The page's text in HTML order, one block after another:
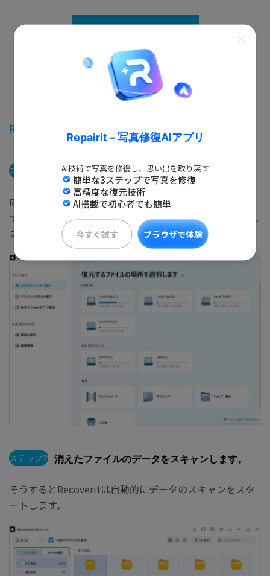
Repairit – 写真修復AIアプリ
AI技術で写真を修復し、思い出を取り戻す
簡単な3ステップで写真を修復
高精度な復元技術
AI搭載で初心者でも簡単
今すぐ試す ブラウザで体験
無料ダウンロード
Recoverit でChrome閲覧履歴を復元する手順
ステップ1 消えたファイルの元の保存場所を選択します。
Recoveritを起動します。起動できた後、下記の製品画面
で、消えたファイルの元の保存場所を選択してクリックし
ます。
ステップ2 消えたファイルのデータをスキャンします。
そうするとRecoveritは自動的にデータのスキャンをスタ
ートします。